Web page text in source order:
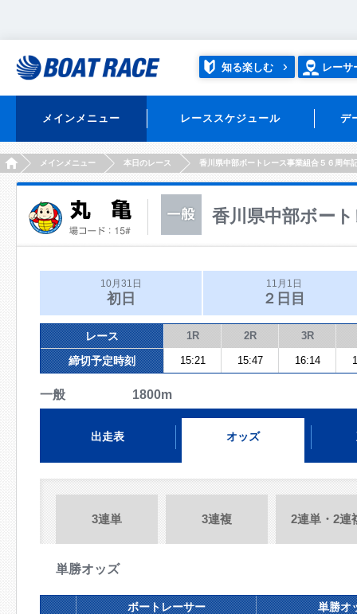
知る楽しむ レーサ
メインメニュー レーススケジュール デ
HOMEメインメニュー 本日のレース 香川県中部ボートレース事業組合５６周年
香川県中部ボー
10月31日
初日
11月1日
２日目
レース 1R 2R 3R
締切予定時刻 15:21 15:47 16:14
一般 1800m
出走表 オッズ
3連単 3連複 2連単・2連
単勝オッズ
ボートレーサー 単勝オ